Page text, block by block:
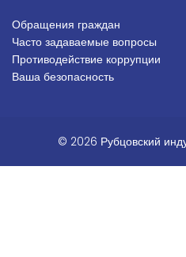
Подвал_право
Обращения граждан
Часто задаваемые вопросы
Противодействие коррупции
Ваша безопасность
© 2026 Рубцовский